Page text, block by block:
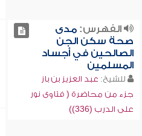
الفهرس:مدى
صحة سكن الجن
الصالحين في أجساد
المسلمين
للشيخ: عبد العزيز بن باز
جزء من محاضرة ( فتاوى نور
على الدرب (336))